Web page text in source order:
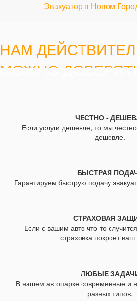
Эвакуатор в Новом
НАМ
МОЖНО ДОВЕРЯТЬ
ЧЕСТНО -
Если услуги дешевле, то мы
дешевле.
БЫСТРАЯ
Гарантируем быструю подачу
СТРАХОВАЯ
Если с вашим авто что-то
страховка покроет
ЛЮБЫЕ
В нашем автопарке современные и
разных типов.